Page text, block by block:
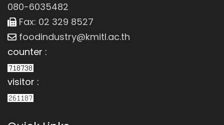
080-6035482
Fax: 02 329 8527
foodindustry@kmitl.ac.th
counter :
visitor :